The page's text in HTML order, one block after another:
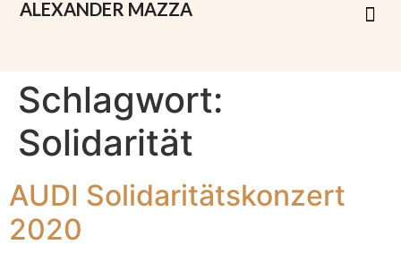
ALEXANDER MAZZA
Schlagwort:
Solidarität
AUDI Solidaritätskonzert
2020